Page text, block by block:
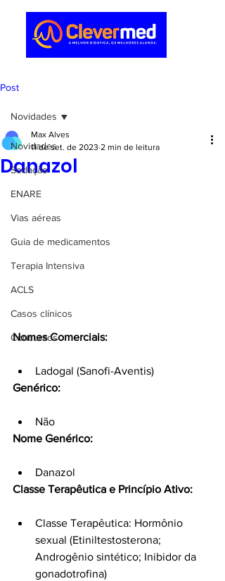
Post
Novidades
Sedação
ENARE
Vias aéreas
Guia de medicamentos
Terapia Intensiva
ACLS
Casos clínicos
Concursos
Novidades
Danazol
Max Alves
11 de set. de 2023 2 min de leitura
Nomes Comerciais:
Ladogal (Sanofi-Aventis)
Genérico:
Não
Nome Genérico:
Danazol
Classe Terapêutica e Princípio Ativo:
Classe Terapêutica: Hormônio
sexual (Etiniltestosterona;
Androgênio sintético; Inibidor da
gonadotrofina)